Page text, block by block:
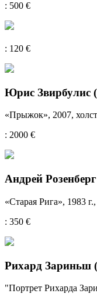
: 500 €
: 120 €
Юрис Звирбулис
«Прыжок», 2007,
: 2000 €
Андрей
«Старая Рига», 1983
: 350 €
Рихард Зариньш
"Портрет Рихарда